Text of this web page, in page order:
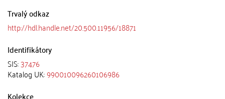
Trvalý odkaz
http://hdl.handle.net/20.500.11956/18871
Identifikátory
SIS:37476
Katalog UK:990010096260106986
Kolekce